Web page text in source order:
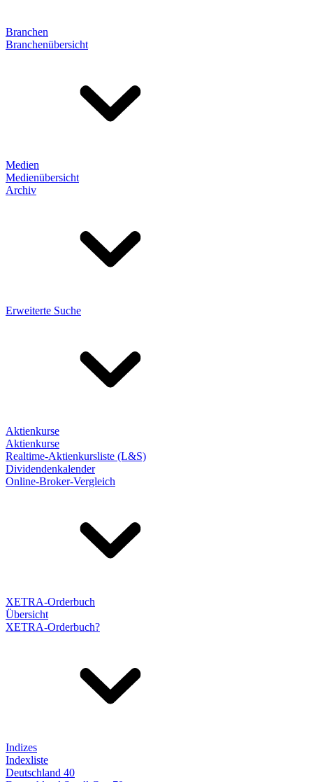
Branchen
Branchenübersicht
Medien
Medienübersicht
Archiv
Erweiterte Suche
Aktienkurse
Aktienkurse
Realtime-Aktienkursliste (L&S)
Dividendenkalender
Online-Broker-Vergleich
XETRA-Orderbuch
Übersicht
XETRA-Orderbuch?
Indizes
Indexliste
Deutschland 40